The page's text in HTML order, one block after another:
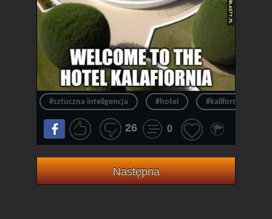
#sztuczna inteligencja #hotel #kalifornia
26 0
Następna